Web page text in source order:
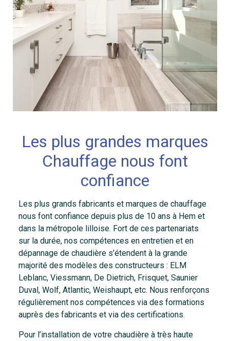
Les plus grandes marques
Chauffage nous font
confiance
Les plus grands fabricants et marques de chauffage
nous font confiance depuis plus de 10 ans à Hem et
dans la métropole lilloise. Fort de ces partenariats
sur la durée, nos compétences en entretien et en
dépannage de chaudière s’étendent à la grande
majorité des modèles des constructeurs : ELM
Leblanc, Viessmann, De Dietrich, Frisquet, Saunier
Duval, Wolf, Atlantic, Weishaupt, etc. Nous renforçons
régulièrement nos compétences via des formations
auprès des fabricants et via des certifications.
Pour l’installation de votre chaudière à très haute